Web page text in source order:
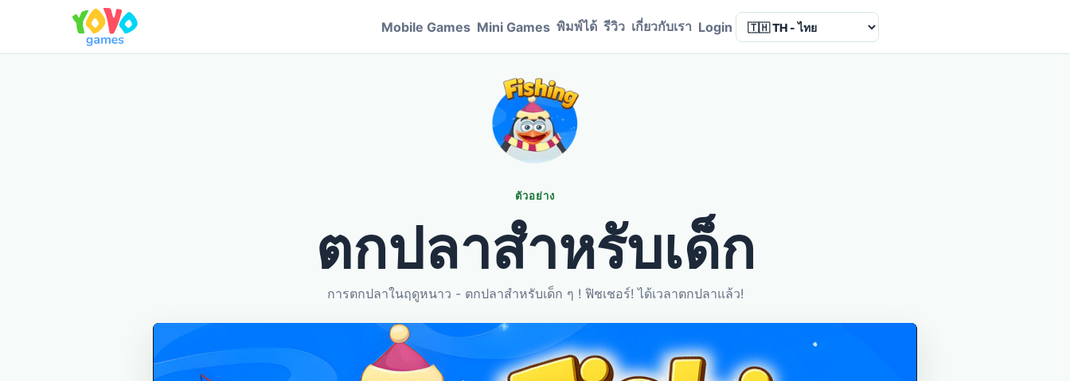
Mobile Games Mini Games พิมพ์ได้ รีวิว เกี่ยวกับเรา Login Language
ตัวอย่าง
ตกปลาสำหรับเด็ก
การตกปลาในฤดูหนาว - ตกปลาสำหรับเด็ก ๆ ! ฟิชเชอร์! ได้เวลาตกปลาแล้ว!